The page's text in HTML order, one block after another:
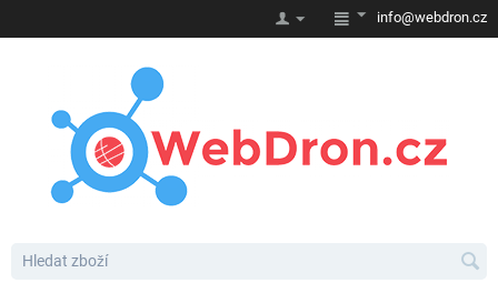
info@webdron.cz